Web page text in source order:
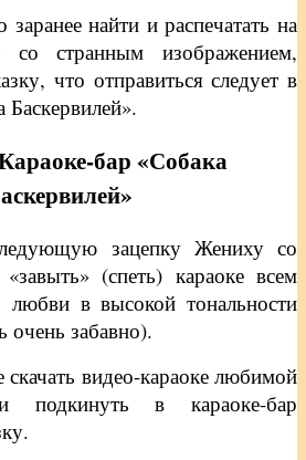
найти и распечатать на
со странным изображением,
что отправиться следует в
Баскервилей».
бар «Собака
зацепку Жениху со
(спеть) караоке всем
в высокой тональности
очень забавно).
видео-караоке любимой
подкинуть в караоке-бар